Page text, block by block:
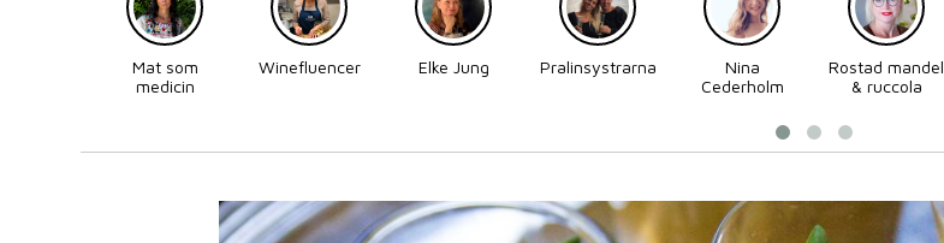
Mat som
medicin
Winefluencer Elke Jung Pralinsystrarna
Nina
Cederholm
Rostad mandel
& ruccola